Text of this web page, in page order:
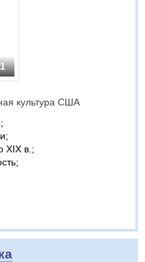
культура США
XIX в.;